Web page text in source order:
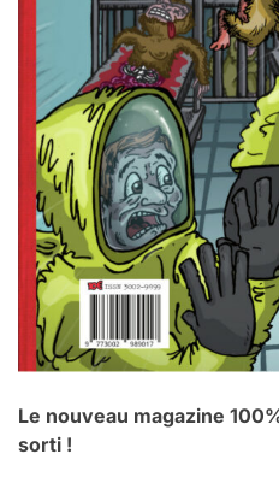
Le nouveau magazine
sorti !